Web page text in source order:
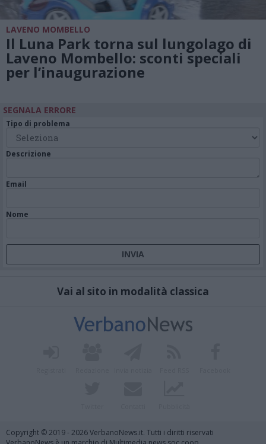
LAVENO MOMBELLO
Il Luna Park torna sul lungolago di
Laveno Mombello: sconti speciali
per l’inaugurazione
SEGNALA ERRORE
Tipo di problema
Descrizione
Email
Nome
Vai al sito in modalità classica
Copyright © 2019 - 2026 VerbanoNews.it. Tutti i diritti riservati